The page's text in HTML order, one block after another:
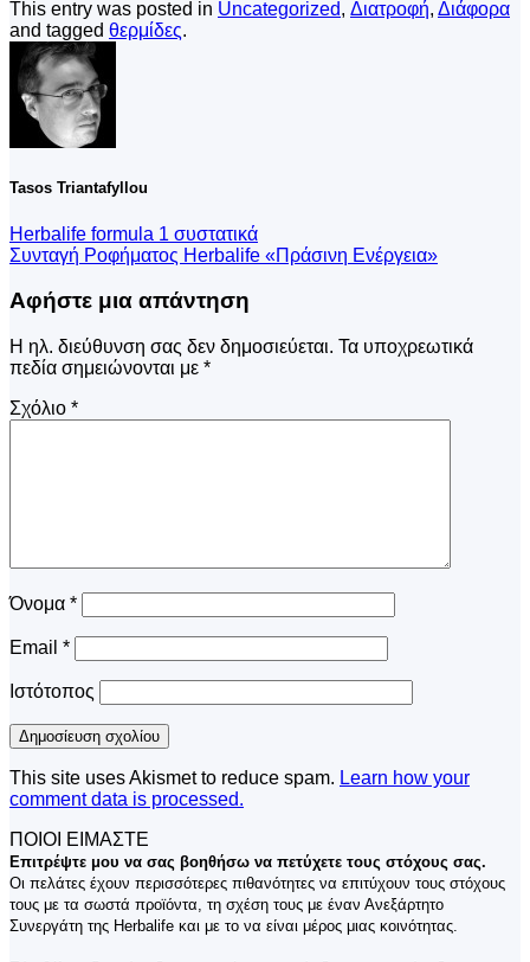
This entry was posted in Uncategorized, Διατροφή, Διάφορα
and tagged θερμίδες.
Tasos Triantafyllou
Herbalife formula 1 συστατικά
Συνταγή Ροφήματος Herbalife «Πράσινη Ενέργεια»
Αφήστε μια απάντηση
Η ηλ. διεύθυνση σας δεν δημοσιεύεται. Τα υποχρεωτικά
πεδία σημειώνονται με *
Σχόλιο *
Όνομα *
Email *
Ιστότοπος
This site uses Akismet to reduce spam. Learn how your
comment data is processed.
ΠΟΙΟΙ ΕΙΜΑΣΤΕ
Επιτρέψτε μου να σας βοηθήσω να πετύχετε τους στόχους σας.
Οι πελάτες έχουν περισσότερες πιθανότητες να επιτύχουν τους στόχους
τους με τα σωστά προϊόντα, τη σχέση τους με έναν Ανεξάρτητο
Συνεργάτη της Herbalife και με το να είναι μέρος μιας κοινότητας.